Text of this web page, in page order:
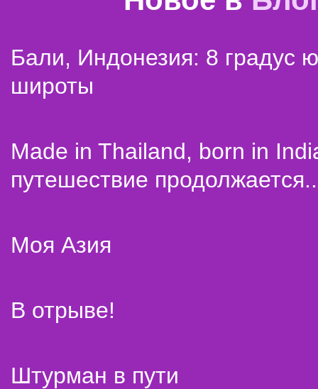
Бали, Индонезия: 8 градус
широты
Made in Thailand, born in
путешествие
Моя Азия
В отрыве!
Штурман в пути